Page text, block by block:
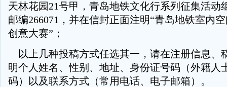
天林花园21号甲，青岛地铁文化行系列征集活动
邮编266071，并在信封正面注明“青岛地铁室内
创意大赛”；
以上几种投稿方式任选其一，请在注册信息、
明个人姓名、性别、地址、身份证号码（外籍人
码）以及联系方式（常用电话、电子邮箱）。